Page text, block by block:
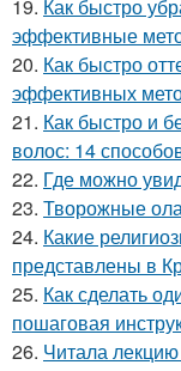
19. Как быстро
эффективные
20. Как быстро
эффективных
21. Как быстро и
волос: 14
22. Где можно
23. Творожные
24. Какие
представлены в
25. Как сделать
пошаговая
26. Читала